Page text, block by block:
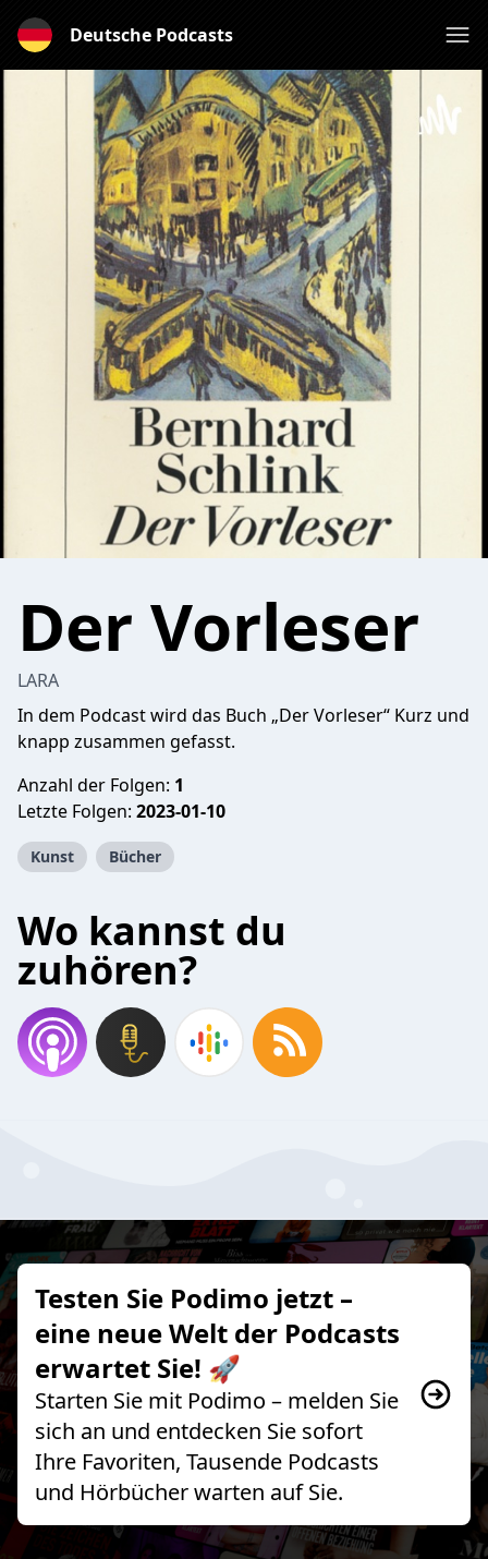
Deutsche Podcasts
Der Vorleser
LARA
In dem Podcast wird das Buch „Der Vorleser“ Kurz und
knapp zusammen gefasst.
Anzahl der Folgen: 1
Letzte Folgen: 2023-01-10
Kunst Bücher
Wo kannst du
zuhören?
Testen Sie Podimo jetzt –
eine neue Welt der Podcasts
erwartet Sie! 🚀
Starten Sie mit Podimo – melden Sie
sich an und entdecken Sie sofort
Ihre Favoriten, Tausende Podcasts
und Hörbücher warten auf Sie.